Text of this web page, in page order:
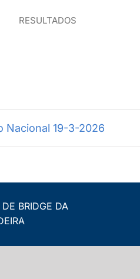
RESULTADOS
Nacional 19-3-2026
BRIDGE DA